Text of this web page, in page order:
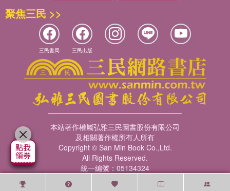
聚焦三民 >>
三民書局 三民出版
本站著作權屬弘雅三民圖書股份有限公司
及相關著作權所有人所有
Copyright © San Min Book Co.,Ltd.
All Rights Reserved.
統一編號：05134324